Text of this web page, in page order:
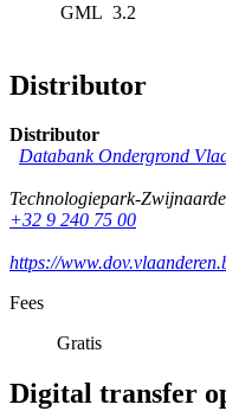
GML 3.2
Distributor
Distributor
Databank Ondergrond
Technologiepark-
+32 9 240 75 00
https://
Fees
Gratis
Digital transfer